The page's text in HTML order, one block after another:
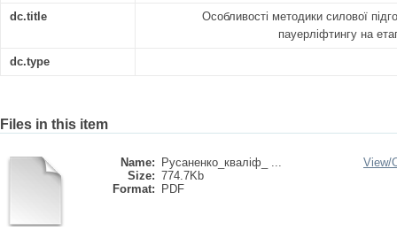
dc.title
Особливості методики силової
пауерліфтингу на
dc.type
Files in this item
Name:
Русаненко_кваліф_ ...
Size: 774.7Kb
Format:
PDF
View/